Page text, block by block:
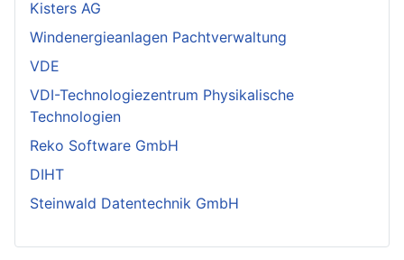
Kisters AG
Windenergieanlagen Pachtverwaltung
VDE
VDI-Technologiezentrum Physikalische
Technologien
Reko Software GmbH
DIHT
Steinwald Datentechnik GmbH